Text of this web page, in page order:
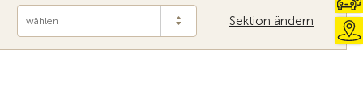
Sektion ändern
wählen